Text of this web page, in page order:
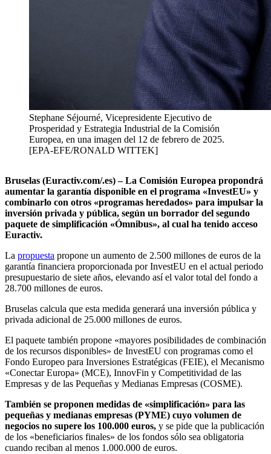
Stephane Séjourné, Vicepresidente Ejecutivo de
Prosperidad y Estrategia Industrial de la Comisión
Europea, en una imagen del 12 de febrero de 2025.
[EPA-EFE/RONALD WITTEK]
Bruselas (Euractiv.com/.es) – La Comisión Europea propondrá
aumentar la garantía disponible en el programa «InvestEU» y
combinarlo con otros «programas heredados» para impulsar la
inversión privada y pública, según un borrador del segundo
paquete de simplificación «Ómnibus», al cual ha tenido acceso
Euractiv.
La propuesta propone un aumento de 2.500 millones de euros de la
garantía financiera proporcionada por InvestEU en el actual periodo
presupuestario de siete años, elevando así el valor total del fondo a
28.700 millones de euros.
Bruselas calcula que esta medida generará una inversión pública y
privada adicional de 25.000 millones de euros.
El paquete también propone «mayores posibilidades de combinación
de los recursos disponibles» de InvestEU con programas como el
Fondo Europeo para Inversiones Estratégicas (FEIE), el Mecanismo
«Conectar Europa» (MCE), InnovFin y Competitividad de las
Empresas y de las Pequeñas y Medianas Empresas (COSME).
También se proponen medidas de «simplificación» para las
pequeñas y medianas empresas (PYME) cuyo volumen de
negocios no supere los 100.000 euros, y se pide que la publicación
de los «beneficiarios finales» de los fondos sólo sea obligatoria
cuando reciban al menos 1.000.000 de euros.